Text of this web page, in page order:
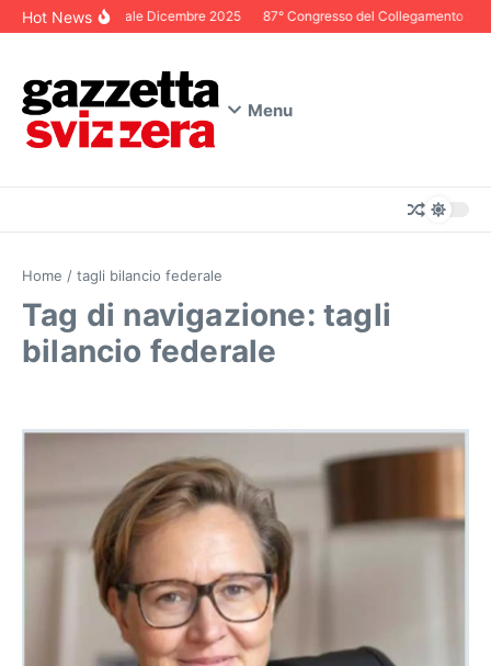
Salta al contenuto
Hot NewsEditoriale Dicembre 2025 87° Congresso del Collegamento
Menu
Home / tagli bilancio federale
Tag di navigazione: tagli
bilancio federale